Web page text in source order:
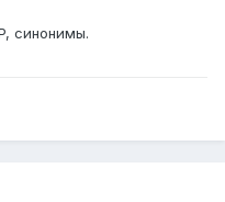
синонимы.